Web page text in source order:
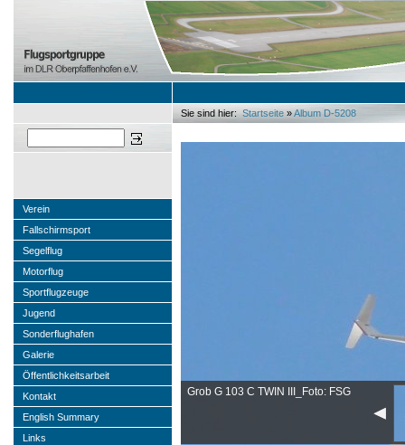
Verein
Fallschirmsport
Segelflug
Motorflug
Sportflugzeuge
Jugend
Sonderflughafen
Galerie
Öffentlichkeitsarbeit
Kontakt
English Summary
Links
Sie sind hier:
Sie sind hier
Startseite»Album D-5208
Grob G 103 C TWIN III_Foto: FSG